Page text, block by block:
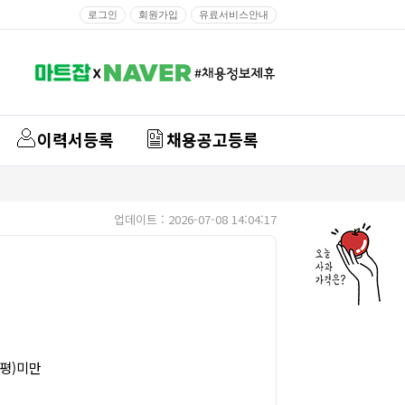
로그인 회원가입 유료서비스안내
이력서등록 채용공고등록
업데이트 : 2026-07-08 14:04:17
)미만